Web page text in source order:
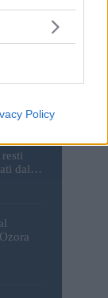
Policy
e
della
dal